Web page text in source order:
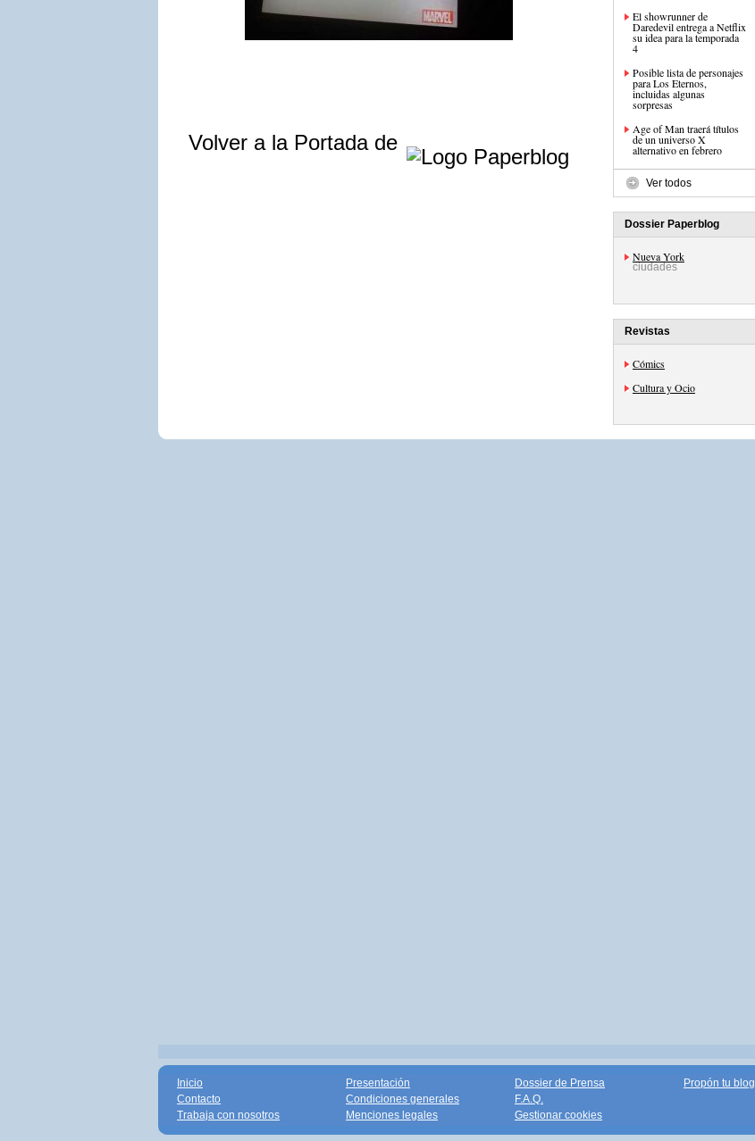
Volver a la Portada de
El showrunner de
Daredevil entrega a Netflix
su idea para la temporada
4
Posible lista de personajes
para Los Eternos,
incluidas algunas
sorpresas
Age of Man traerá títulos
de un universo X
alternativo en febrero
Ver todos
Dossier Paperblog
Nueva York
ciudades
Revistas
Cómics
Cultura y Ocio
Inicio
Contacto
Trabaja con nosotros
Presentación
Condiciones generales
Menciones legales
Dossier de Prensa
F.A.Q.
Gestionar cookies
Propón tu blog